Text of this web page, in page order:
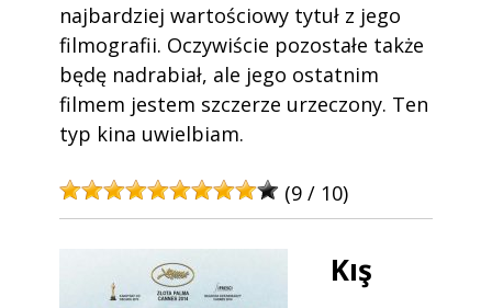
najbardziej wartościowy tytuł z jego
filmografii. Oczywiście pozostałe także
będę nadrabiał, ale jego ostatnim
filmem jestem szczerze urzeczony. Ten
typ kina uwielbiam.
(9 / 10)
Kış